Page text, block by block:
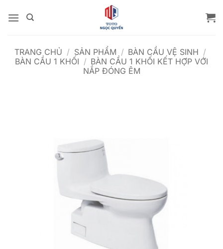
qua
TRANG CHỦ / SẢN PHẨM / BÀN CẦU VỆ SINH /
BÀN CẦU 1 KHỐI / BÀN CẦU 1 KHỐI KẾT HỢP VỚI
NẮP ĐÓNG ÊM